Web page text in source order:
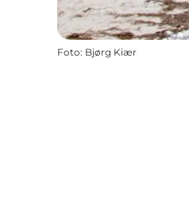
Foto: Bjørg Kiær